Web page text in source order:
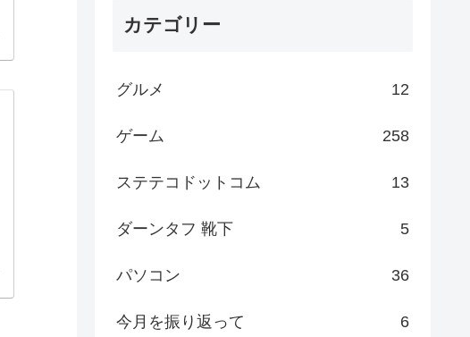
カテゴリー
グルメ 12
ゲーム 258
ステテコドットコム 13
ダーンタフ 靴下 5
パソコン 36
今月を振り返って 6